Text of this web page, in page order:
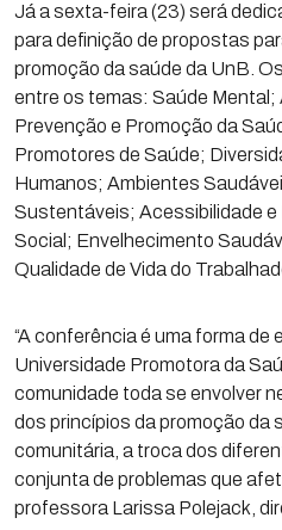
Já a sexta-feira (23) será
para definição de propostas
promoção da saúde da UnB.
entre os temas: Saúde
Prevenção e Promoção da
Promotores de Saúde;
Humanos; Ambientes
Sustentáveis; Acessibilidade e
Social; Envelhecimento
Qualidade de Vida do
“A conferência é uma forma de
Universidade Promotora da
comunidade toda se envolver
dos princípios da promoção da
comunitária, a troca dos
conjunta de problemas que
professora Larissa Polejack,